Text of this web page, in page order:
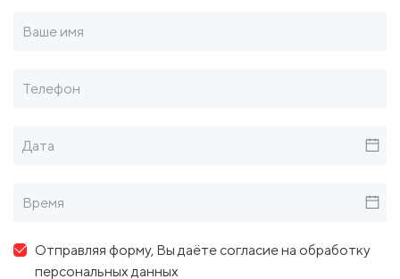
Отправляя форму, Вы даёте согласие на обработку
персональных данных